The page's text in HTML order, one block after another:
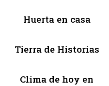
Huerta en casa
Tierra de Historias
Clima de hoy en